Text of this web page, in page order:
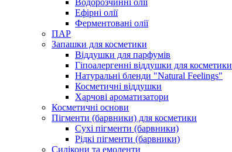
Ефірні олії
Ферментовані олії
ПАР
Запашки для косметики
Віддушки для парфумів
Гіпоалергенні віддушки для косметики
Натуральні бленди "Natural Feelings"
Косметичні віддушки
Харчові ароматизатори
Косметичні основи
Пігменти (барвники) для косметики
Сухі пігменти (барвники)
Рідкі пігменти (барвники)
Силікони та емоленти